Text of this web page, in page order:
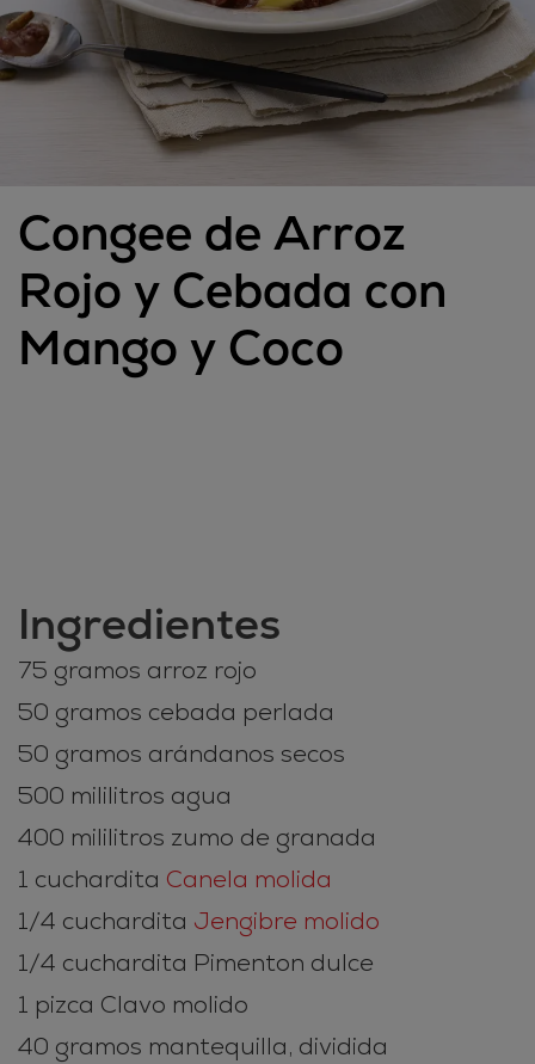
Congee de Arroz
Rojo y Cebada con
Mango y Coco
Ingredientes
75 gramos arroz rojo
50 gramos cebada perlada
50 gramos arándanos secos
500 mililitros agua
400 mililitros zumo de granada
1 cuchardita Canela molida
1/4 cuchardita Jengibre molido
1/4 cuchardita Pimenton dulce
1 pizca Clavo molido
40 gramos mantequilla, dividida